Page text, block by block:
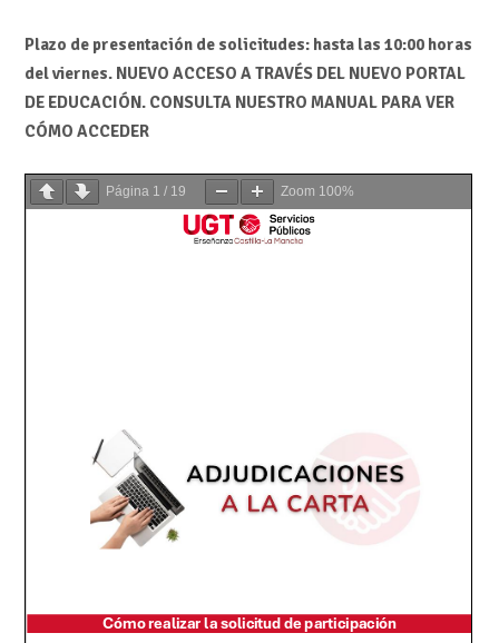
Plazo de presentación de solicitudes: hasta las 10:00 horas
del viernes. NUEVO ACCESO A TRAVÉS DEL NUEVO PORTAL
DE EDUCACIÓN. CONSULTA NUESTRO MANUAL PARA VER
CÓMO ACCEDER
Página 1 / 19 Zoom 100%